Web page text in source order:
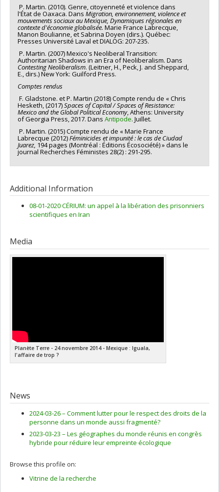
P. Martin. (2010). Genre, citoyenneté et violence dans
l'État de Oaxaca. Dans Migration, environnement, violence et
mouvementssociaux au Mexique, Dynamiques régionales en
contexte d'économie globalisée. Marie France Labrecque,
Manon Boulianne, et Sabrina Doyen (dirs.). Québec:
Presses Université Laval et DIALOG: 207-235.
P. Martin. (2007) Mexico's Neoliberal Transition:
Authoritarian Shadows in an Era of Neoliberalism. Dans
Contesting Neoliberalism. (Leitner, H., Peck, J. and Sheppard,
E., dirs.) New York: Guilford Press.
Comptesrendus
F. Gladstone. et P. Martin (2018) Compte rendu de « Chris
Hesketh, (2017)Spaces of Capital / Spaces of Resistance:
Mexico and the Global Political Economy, Athens: University
of Georgia Press, 2017. Dans Antipode. Juillet.
P. Martin. (2015) Compte rendu de « Marie France
Labrecque (2012)Féminicideset impunité : le cas de Ciudad
Juarez, 194 pages (Montréal : Éditions Écosociété) » dans le
journal Recherches Féministes 28(2) : 291-295.
Additional Information
08-01-2020 CÉRIUM: un appel à la libération des prisonniers
scientifiques en Iran
Media
Planète Terre - 24 novembre 2014 - Mexique : Iguala,
l'affaire de trop ?
News
2024-03-26 – Comment lutter pour le respect des droits de la
personne dans un monde aussi fragmenté?
2023-03-23 – Les géographes du monde réunis en congrès
hybride pour réduire leur empreinte écologique
Browse this profile on:
Vitrine de la recherche